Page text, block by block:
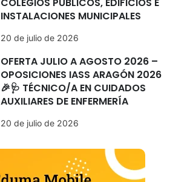
INSTALACIONES MUNICIPALES
20 de julio de 2026
OFERTA JULIO A AGOSTO 2026 –
OPOSICIONES IASS ARAGÓN 2026
🎉🩺 TÉCNICO/A EN CUIDADOS
AUXILIARES DE ENFERMERÍA
20 de julio de 2026